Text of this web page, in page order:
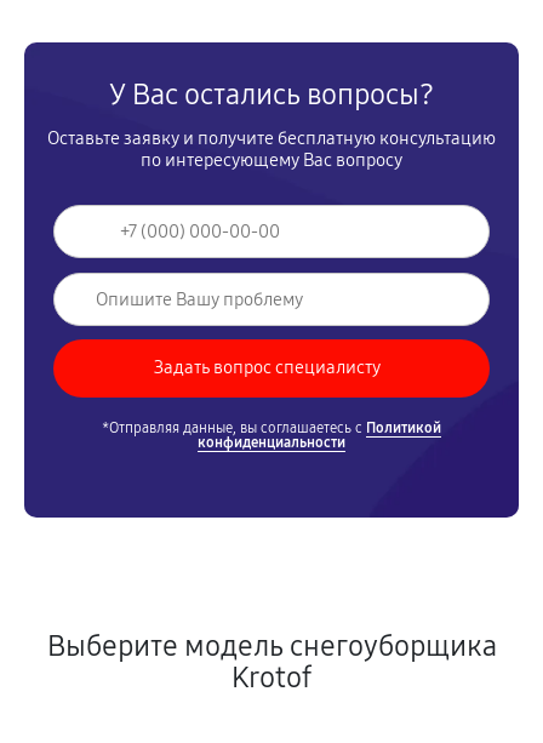
У Вас остались вопросы?
Оставьте заявку и получите бесплатную консультацию
по интересующему Вас вопросу
*Отправляя данные, вы соглашаетесь с Политикой
конфиденциальности
Выберите модель снегоуборщика
Krotof